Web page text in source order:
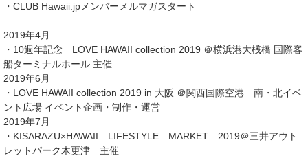
・CLUB Hawaii.jpメンバーメルマガスタート
2019年4月
・10週年記念 LOVE HAWAII collection 2019 ＠横浜港大桟橋 国際客
船ターミナルホール 主催
2019年6月
・LOVE HAWAII collection 2019 in 大阪 ＠関西国際空港 南・北イベ
ント広場 イベント企画・制作・運営
2019年7月
・KISARAZU×HAWAII LIFESTYLE MARKET 2019＠三井アウト
レットパーク木更津 主催